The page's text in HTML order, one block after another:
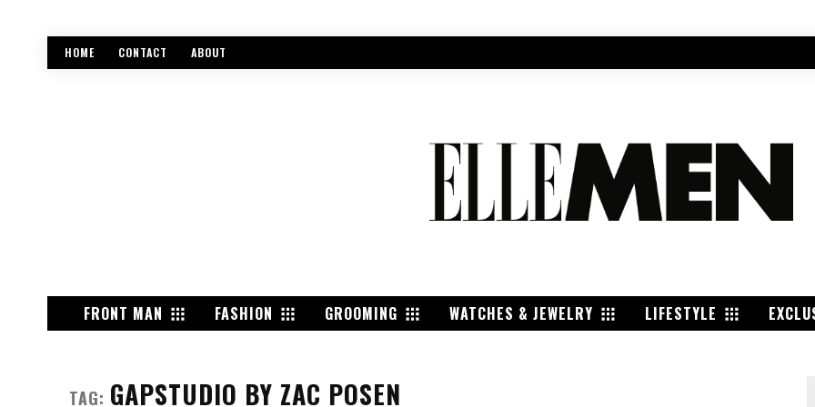
HOME CONTACT ABOUT
FRONT MAN FASHION GROOMING WATCHES & JEWELRY LIFESTYLE
TAG: GAPSTUDIO BY ZAC POSEN